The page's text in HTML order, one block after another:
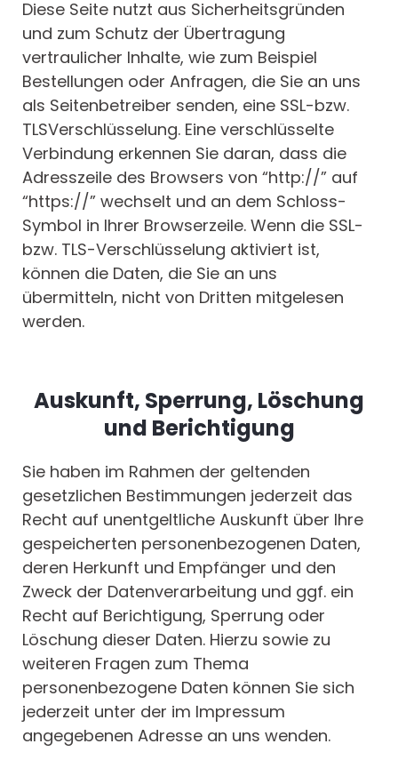
Diese Seite nutzt aus Sicherheitsgründen
und zum Schutz der Übertragung
vertraulicher Inhalte, wie zum Beispiel
Bestellungen oder Anfragen, die Sie an uns
als Seitenbetreiber senden, eine SSL-bzw.
TLSVerschlüsselung. Eine verschlüsselte
Verbindung erkennen Sie daran, dass die
Adresszeile des Browsers von “http://” auf
“https://” wechselt und an dem Schloss-
Symbol in Ihrer Browserzeile. Wenn die SSL-
bzw. TLS-Verschlüsselung aktiviert ist,
können die Daten, die Sie an uns
übermitteln, nicht von Dritten mitgelesen
werden.
Auskunft, Sperrung, Löschung
und Berichtigung
Sie haben im Rahmen der geltenden
gesetzlichen Bestimmungen jederzeit das
Recht auf unentgeltliche Auskunft über Ihre
gespeicherten personenbezogenen Daten,
deren Herkunft und Empfänger und den
Zweck der Datenverarbeitung und ggf. ein
Recht auf Berichtigung, Sperrung oder
Löschung dieser Daten. Hierzu sowie zu
weiteren Fragen zum Thema
personenbezogene Daten können Sie sich
jederzeit unter der im Impressum
angegebenen Adresse an uns wenden.